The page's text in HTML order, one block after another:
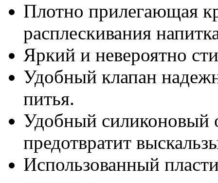
Плотно прилегающая
расплескивания
Яркий и невероятно
Удобный клапан
питья.
Удобный силиконовый
предотвратит
Использованный